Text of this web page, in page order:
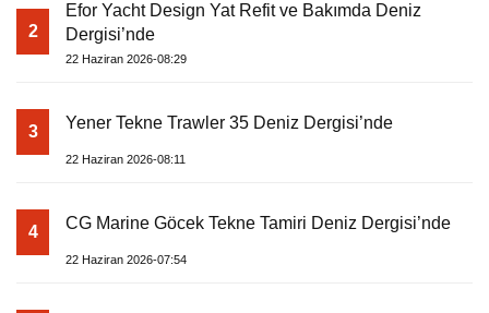
2
Efor Yacht Design Yat Refit ve Bakımda Deniz
Dergisi’nde
22 Haziran 2026-08:29
3 Yener Tekne Trawler 35 Deniz Dergisi’nde
22 Haziran 2026-08:11
4 CG Marine Göcek Tekne Tamiri Deniz Dergisi’nde
22 Haziran 2026-07:54